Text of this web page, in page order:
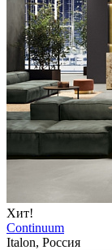
Хит!
Continuum
Italon, Россия